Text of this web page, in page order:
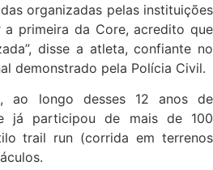
organizadas pelas instituições
a primeira da Core, acredito que
disse a atleta, confiante no
demonstrado pela Polícia Civil.
ao longo desses 12 anos de
já participou de mais de 100
trail run (corrida em terrenos